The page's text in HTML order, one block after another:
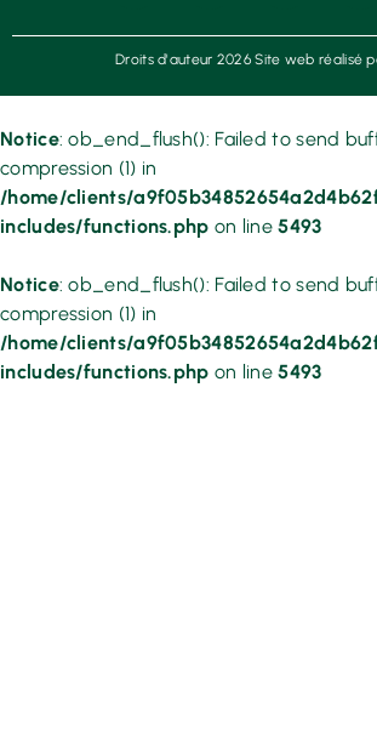
Droits d'auteur 2026 Site web réalisé
Notice: ob_end_flush(): Failed to send
compression (1) in
/home/clients/
includes/functions.php on line5493
Notice: ob_end_flush(): Failed to send
compression (1) in
/home/clients/
includes/functions.php on line5493